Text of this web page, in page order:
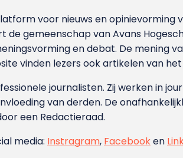
voor nieuws en
de gemeenschap van Avans
en debat. De mening
vinden lezers ook artikelen van
journalisten. Zij werken in
van derden. De
een Redactieraad.
media: Instragram, Facebooken